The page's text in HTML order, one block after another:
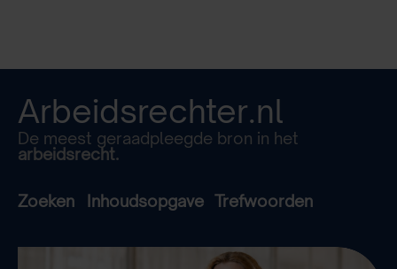
Arbeidsrechter.nl
De meest geraadpleegde bron in het
arbeidsrecht.
Zoeken Inhoudsopgave Trefwoorden